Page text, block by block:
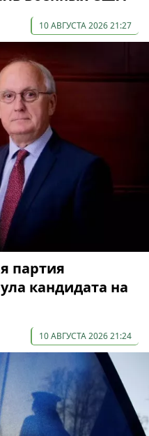
10 АВГУСТА 2026 21:27
партия
кандидата на
10 АВГУСТА 2026 21:24